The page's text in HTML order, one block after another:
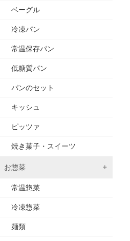
ベーグル
冷凍パン
常温保存パン
低糖質パン
パンのセット
キッシュ
ピッツァ
焼き菓子・スイーツ
お惣菜
常温惣菜
冷凍惣菜
麺類